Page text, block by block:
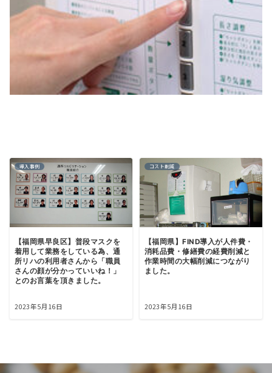
導入事例
【福岡県早良区】普段マスクを
着用して業務をしている為、通
所リハの利用者さんから「職員
さんの顔が分かっていいね！」
とのお言葉を頂きました。
2023年5月16日
コスト削減
【福岡県】FIND導入が人件費・
消耗品費・修繕費の経費削減と
作業時間の大幅削減につながり
ました。
2023年5月16日